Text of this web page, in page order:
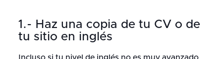
1.- Haz una copia de tu CV o de
tu sitio en inglés